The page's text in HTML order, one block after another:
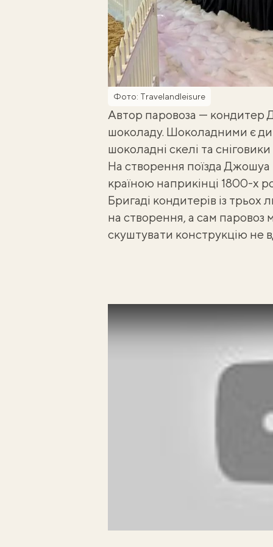
Фото: Тravelandleisure
Автор паровоза — кондитер
шоколаду. Шоколадними є
шоколадні скелі та
На створення поїзда Джошуа
країною наприкінці 1800-х
Бригаді кондитерів із
на створення, а сам паровоз
скуштувати конструкцію не